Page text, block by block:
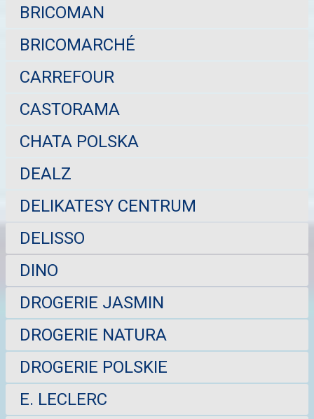
BRICOMAN
BRICOMARCHÉ
CARREFOUR
CASTORAMA
CHATA POLSKA
DEALZ
DELIKATESY CENTRUM
DELISSO
DINO
DROGERIE JASMIN
DROGERIE NATURA
DROGERIE POLSKIE
E. LECLERC